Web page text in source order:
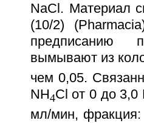
NaCl. Материал
(10/2)
предписанию
вымывают из
чем 0,05.
NH4Cl от 0 до
мл/мин, фракция: